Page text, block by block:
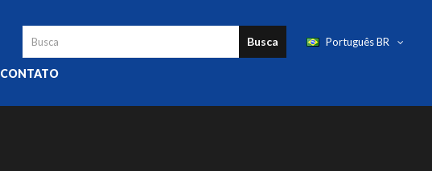
Português BR
Busca
CONTATO